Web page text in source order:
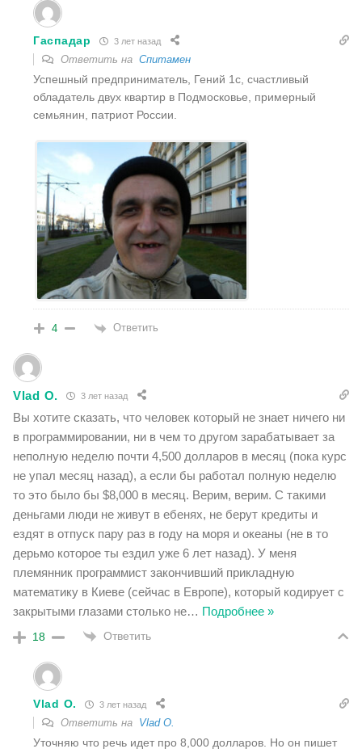
Гаспадар 3 лет назад
Ответить на Спитамен
Успешный предприниматель, Гений 1с, счастливый
обладатель двух квартир в Подмосковье, примерный
семьянин, патриот России.
4 Ответить
Vlad O. 3 лет назад
Вы хотите сказать, что человек который не знает ничего ни
в программировании, ни в чем то другом зарабатывает за
неполную неделю почти 4,500 долларов в месяц (пока курс
не упал месяц назад), а если бы работал полную неделю
то это было бы $8,000 в месяц. Верим, верим. С такими
деньгами люди не живут в ебенях, не берут кредиты и
ездят в отпуск пару раз в году на моря и океаны (не в то
дерьмо которое ты ездил уже 6 лет назад). У меня
племянник программист закончивший прикладную
математику в Киеве (сейчас в Европе), который кодирует с
закрытыми глазами столько не… Подробнее »
18 Ответить
Vlad O. 3 лет назад
Ответить на Vlad O.
Уточняю что речь идет про 8,000 долларов. Но он пишет